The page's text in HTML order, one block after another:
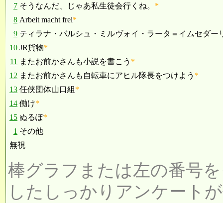
7 そうなんだ、じゃあ私生徒会行くね。 *
8 Arbeit macht frei*
9 ティラナ・バルシュ・ミルヴォイ・ラータ＝イムセダー
10 JR貨物*
11 またお前かさんも小説を書こう *
12 またお前かさんも自転車にアヒル隊長をつけよう *
13 任侠団体山口組*
14 働け*
15 ぬるぽ*
1 その他
無視
棒グラフまたは左の番号
したしっかりアンケート